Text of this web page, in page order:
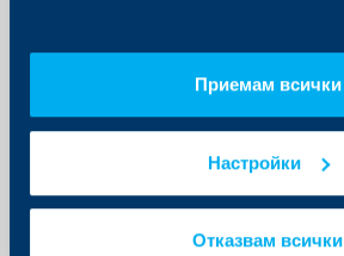
Приемам всички
Настройки
Отказвам всички
Инвеститорите чрез
получат годишните
г. по имейл
Уважаеми клиенти, считано от
2019 г. за разходите и таксите за